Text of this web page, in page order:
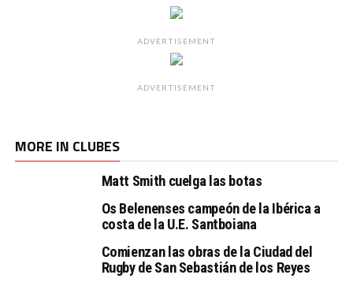
ADVERTISEMENT
ADVERTISEMENT
MORE IN CLUBES
Matt Smith cuelga las botas
Os Belenenses campeón de la Ibérica a
costa de la U.E. Santboiana
Comienzan las obras de la Ciudad del
Rugby de San Sebastián de los Reyes